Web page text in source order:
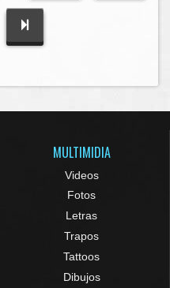
MULTIMIDIA
Videos
Fotos
Letras
Trapos
Tattoos
Dibujos